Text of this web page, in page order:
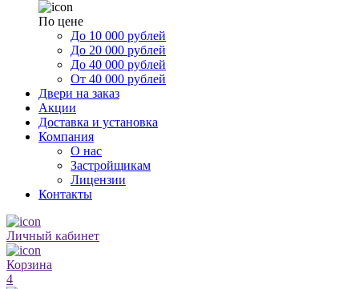
По цене
До 10 000 рублей
До 20 000 рублей
До 40 000 рублей
От 40 000 рублей
Двери на заказ
Акции
Доставка и установка
Компания
О нас
Застройщикам
Лицензии
Контакты
Личный кабинет
Корзина
4